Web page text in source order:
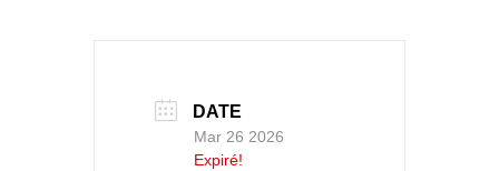
DATE
Mar 26 2026
Expiré!